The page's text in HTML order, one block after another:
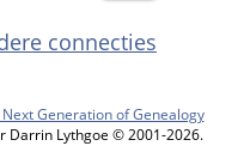
connecties
Generation of Genealogy
Darrin Lythgoe © 2001-2026.